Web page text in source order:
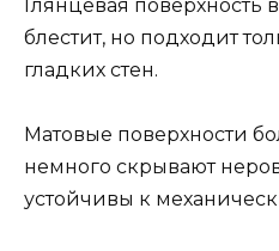
Глянцевая поверхность
блестит, но подходит
гладких стен.
Матовые поверхности
немного скрывают
устойчивы к